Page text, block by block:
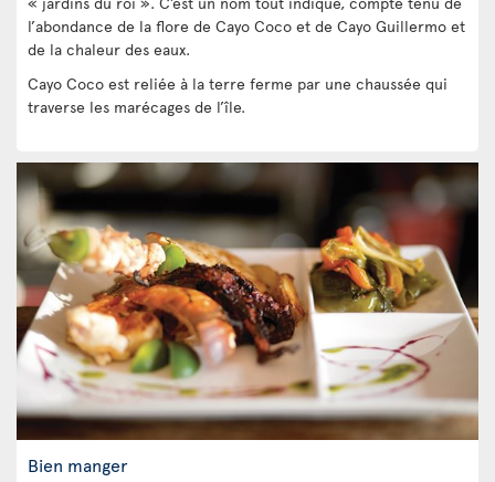
l’abondance de la flore de Cayo Coco et de Cayo Guillermo et
de la chaleur des eaux.
Cayo Coco est reliée à la terre ferme par une chaussée qui
traverse les marécages de l’île.
Bien manger